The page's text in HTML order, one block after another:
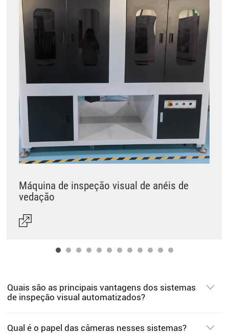
Máquina de inspeção visual de anéis de
vedação
Quais são as principais vantagens dos sistemas
de inspeção visual automatizados?
Qual é o papel das câmeras nesses sistemas?